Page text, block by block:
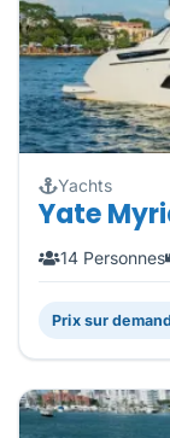
Yachts
Yate
14 Personnes
Prix sur